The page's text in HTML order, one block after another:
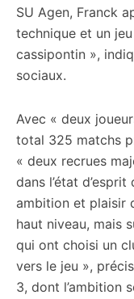
SU Agen, Franck
technique et un
cassipontin »,
sociaux.
Avec « deux
total 325 matchs
« deux recrues
dans l’état
ambition et plaisir
haut niveau, mais
qui ont choisi un
vers le jeu »,
3, dont l’ambition